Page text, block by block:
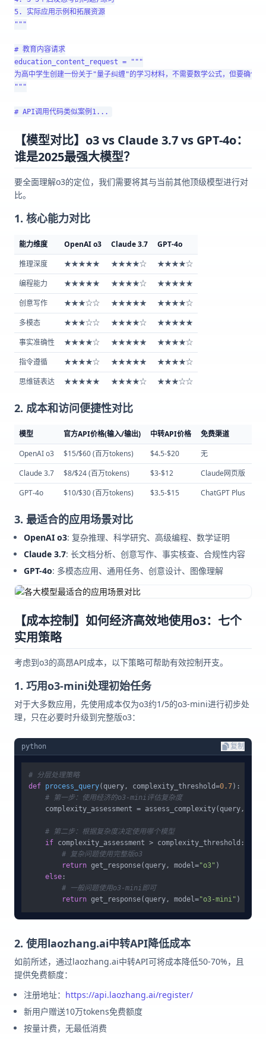
5. 实际应用示例和拓展资源
"""
# 教育内容请求
education_content_request = """
为高中学生创建一份关于"量子纠缠"的学习材料，不需要数学公式，但要确保
"""
【模型对比】o3 vs Claude 3.7 vs GPT-4o：
谁是2025最强大模型？
要全面理解o3的定位，我们需要将其与当前其他顶级模型进行对
比。
1. 核心能力对比
能力维度 OpenAI o3 Claude 3.7
GPT-4o
推理深度
★★★★★ ★★★★☆
★★★★☆
编程能力
★★★★★ ★★★★☆
★★★★★
创意写作
★★★☆☆ ★★★★★
★★★★☆
多模态
★★★☆☆ ★★★★☆
★★★★★
事实准确性
★★★★☆ ★★★★★
★★★★☆
指令遵循
★★★★☆ ★★★★★
★★★★☆
思维链表达
★★★★★ ★★★★☆ ★★★☆☆
2. 成本和访问便捷性对比
模型 官方API价格(输入/输出) 中转API价格 免费渠道
OpenAI o3
$15/$60 (百万tokens) $4.5-$20 无
Claude 3.7
$8/$24 (百万tokens) $3-$12 Claude网页版
GPT-4o
$10/$30 (百万tokens) $3.5-$15 ChatGPT Plus
3. 最适合的应用场景对比
OpenAI o3: 复杂推理、科学研究、高级编程、数学证明
Claude 3.7: 长文档分析、创意写作、事实核查、合规性内容
GPT-4o: 多模态应用、通用任务、创意设计、图像理解
【成本控制】如何经济高效地使用o3：七个
实用策略
考虑到o3的高昂API成本，以下策略可帮助有效控制开支。
1. 巧用o3-mini处理初始任务
对于大多数应用，先使用成本仅为o3约1/5的o3-mini进行初步处
理，只在必要时升级到完整版o3：
python 复制
# 分层处理策略
def process_query(query, complexity_threshold=0.7):
# 第一步：使用经济的o3-mini评估复杂度
complexity_assessment = assess_complexity(query,
# 第二步：根据复杂度决定使用哪个模型
if complexity_assessment > complexity_threshold:
# 复杂问题使用完整版o3
return get_response(query, model="o3" )
else :
# 一般问题使用o3-mini即可
return get_response(query, model="o3-mini"
2. 使用laozhang.ai中转API降低成本
如前所述，通过laozhang.ai中转API可将成本降低50-70%，且
提供免费额度：
注册地址： https://api.laozhang.ai/register/
新用户赠送10万tokens免费额度
按量计费，无最低消费